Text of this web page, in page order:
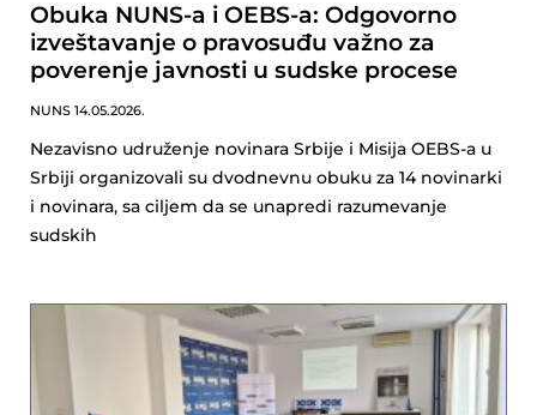
Obuka NUNS-a i OEBS-a: Odgovorno
izveštavanje o pravosuđu važno za
poverenje javnosti u sudske procese
NUNS 14.05.2026.
Nezavisno udruženje novinara Srbije i Misija OEBS-a u
Srbiji organizovali su dvodnevnu obuku za 14 novinarki
i novinara, sa ciljem da se unapredi razumevanje
sudskih